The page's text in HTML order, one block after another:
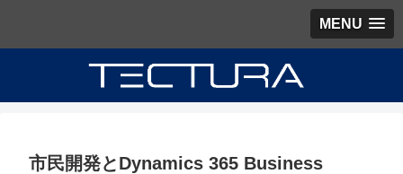
MENU
市民開発とDynamics 365 Business